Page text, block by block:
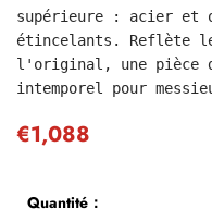
supérieure : acier et
étincelants. Reflète le
l'original, une pièce
intemporel pour
€1,088
Quantité：